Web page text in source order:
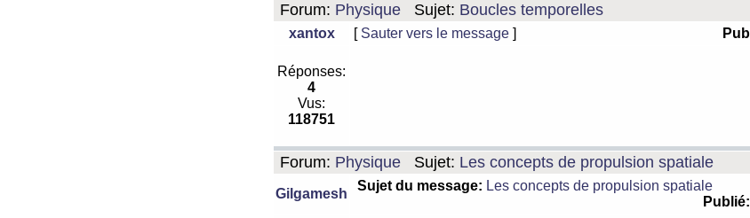
Forum: Physique Sujet: Boucles temporelles
xantox [ Sauter vers le message ]
Réponses:
4
Vus:
118751
Forum: Physique Sujet: Les concepts de propulsion spatiale
Gilgamesh
Sujet du message: Les concepts de propulsion spatiale
Publié: